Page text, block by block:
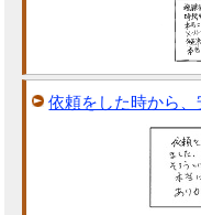
依頼をした時から